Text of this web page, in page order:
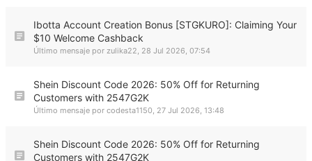
Ibotta Account Creation Bonus [STGKURO]: Claiming Your
$10 Welcome Cashback
Último mensaje por zulika22, 28 Jul 2026, 07:54
Shein Discount Code 2026: 50% Off for Returning
Customers with 2547G2K
Último mensaje por codesta1150, 27 Jul 2026, 13:48
Shein Discount Code 2026: 50% Off for Returning
Customers with 2547G2K